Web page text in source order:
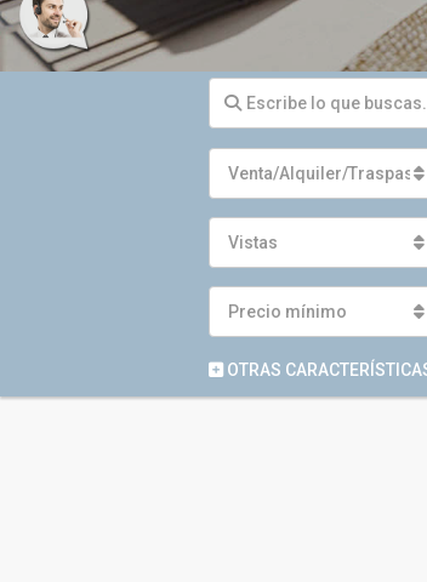
Venta/Alquiler/Traspaso
Vistas
Precio mínimo
OTRAS